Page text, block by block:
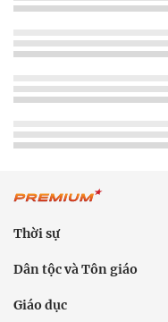
Thời sự
Dân tộc và Tôn giáo
Giáo dục